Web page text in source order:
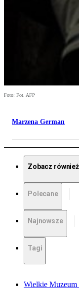
Foto: Fot. AFP
Marzena German
Zobacz również
Polecane
Najnowsze
Tagi
Wielkie Muzeum